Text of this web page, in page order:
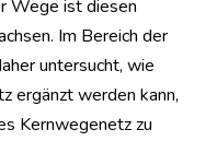
Wege ist diesen
Im Bereich der
untersucht, wie
ergänzt werden kann,
Kernwegenetz zu